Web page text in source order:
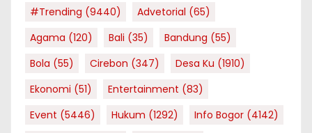
#Trending (9440) Advetorial (65)
Agama (120) Bali (35) Bandung (55)
Bola (55) Cirebon (347) Desa Ku (1910)
Ekonomi (51) Entertainment (83)
Event (5446) Hukum (1292) Info Bogor (4142)